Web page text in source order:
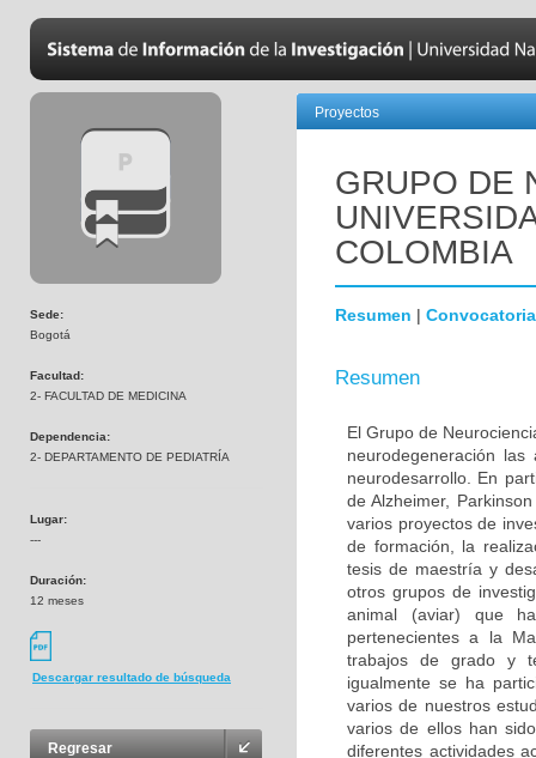
Sede:
Bogotá
Facultad:
2- FACULTAD DE MEDICINA
Dependencia:
2- DEPARTAMENTO DE PEDIATRÍA
Lugar:
---
Duración:
12 meses
Descargar resultado de búsqueda
Regresar
Proyectos
GRUPO DE
COLOMBIA
Resumen | Convocatoria
Resumen
El Grupo de
neurodegeneración
neurodesarrollo. En
de Alzheimer,
varios proyectos de
de formación, la
tesis de maestría y
otros grupos de
animal (aviar) que
pertenecientes a la
trabajos de grado y
igualmente se ha
varios de nuestros
varios de ellos han
diferentes actividades